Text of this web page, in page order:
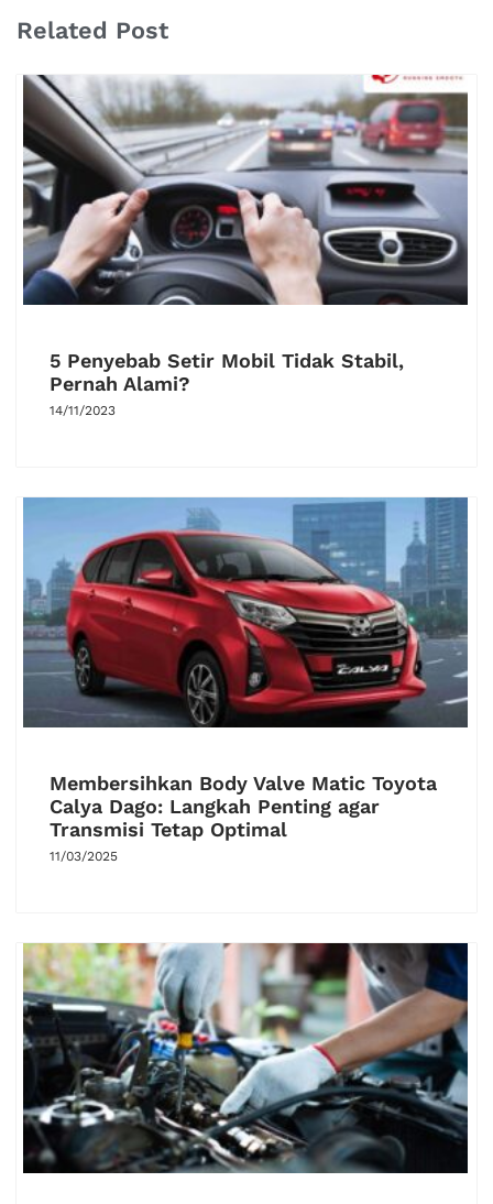
Related Post
5 Penyebab Setir Mobil Tidak Stabil,
Pernah Alami?
14/11/2023
Membersihkan Body Valve Matic Toyota
Calya Dago: Langkah Penting agar
Transmisi Tetap Optimal
11/03/2025